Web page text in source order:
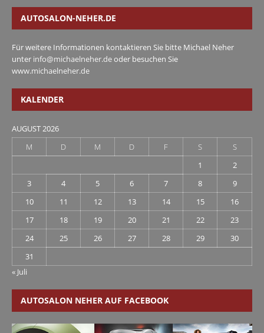
AUTOSALON-NEHER.DE
Für weitere Informationen kontaktieren Sie bitte Michael Neher
unter info@michaelneher.deoder besuchen Sie
www.michaelneher.de
KALENDER
AUGUST 2026
M
D M D F S
S
1
2
3
4 5 6 7 8
9
10
11 12 13 14 15
16
17
18 19 20 21 22
23
24
25 26 27 28 29
30
31
« Juli
AUTOSALON NEHER AUF FACEBOOK